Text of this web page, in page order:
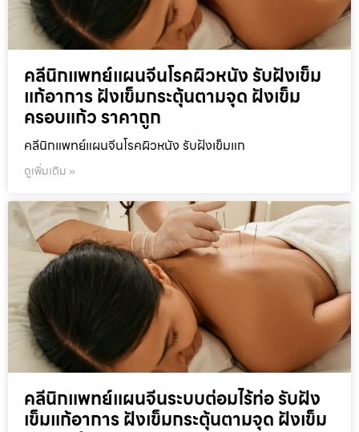
คลีนิกแพทย์แผนจีนโรคผิวหนัง รับฝังเข็ม
แก้อาการ ฝังเข็มกระตุ้นตามจุด ฝังเข็ม
ครอบแก้ว ราคาถูก
คลีนิกแพทย์แผนจีนโรคผิวหนัง รับฝังเข็มแก
ดูเพิ่มเติม »
คลีนิกแพทย์แผนจีนระบบต่อมไร้ท่อ รับฝัง
เข็มแก้อาการ ฝังเข็มกระตุ้นตามจุด ฝังเข็ม